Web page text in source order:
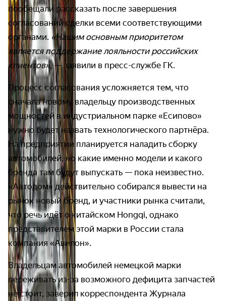
пообещали рассказать после завершения
согласований сделки всеми соответствующими
органами. «Нашим основным приоритетом
является поддержание лояльности российских
клиентов», — заявили в пресс-службе ГК.
Процесс согласования усложняется тем, что
сначала новому владельцу производственных
мощностей в индустриальном парке «Есипово»
нужно будет назвать технологического партнёра.
На предприятии планируется наладить сборку
автомобилей, но какие именно модели и какого
бренда там будут выпускать — пока неизвестно.
«Автодом» действительно собирался вывести на
рынок новый бренд, и участники рынка считали,
что речь идёт о китайском Hongqi, однако
представителем этой марки в России стала
компания «Авилон».
Владельцам автомобилей немецкой марки
переживать из-за возможного дефицита запчастей
не стоит, заверил корреспондента Журнала